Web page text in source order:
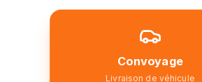
Convoyage
Livraison de véhicule